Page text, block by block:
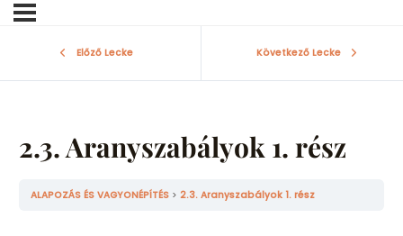
Előző Lecke Következő Lecke
2.3. Aranyszabályok 1. rész
ALAPOZÁS ÉS VAGYONÉPÍTÉS 2.3. Aranyszabályok 1. rész